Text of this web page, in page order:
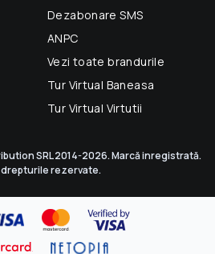
Dezabonare SMS
ANPC
Vezi toate brandurile
Tur Virtual Baneasa
Tur Virtual Virtutii
SRL 2014-2026. Marcă inregistrată.
rezervate.